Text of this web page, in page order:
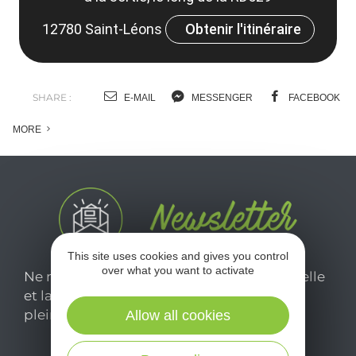
12780 Saint-Léons
Obtenir l'itinéraire
SHARE : E-MAIL MESSENGER FACEBOOK
MORE
Ne manquez pas notre newsletter mensuelle
et laissez-vous inspirer pour profiter
pleinement de votre séjour en Aveyron.
This site uses cookies and gives you control
over what you want to activate
Allow all cookies